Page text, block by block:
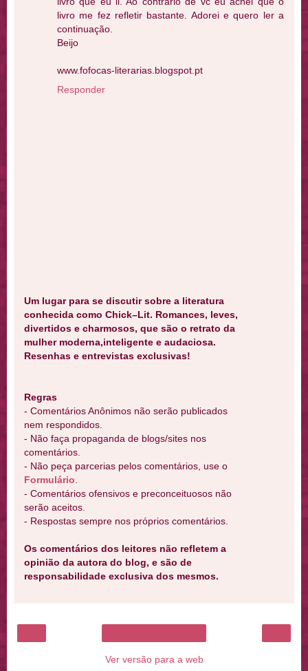
livro me fez refletir bastante. Adorei e quero ler a
continuação.
Beijo
www.fofocas-literarias.blogspot.pt
Responder
Um lugar para se discutir sobre a literatura
conhecida como Chick–Lit. Romances, leves,
divertidos e charmosos, que são o retrato da
mulher moderna,inteligente e audaciosa.
Resenhas e entrevistas exclusivas!
Regras
- Comentários Anônimos não serão publicados
nem respondidos.
- Não faça propaganda de blogs/sites nos
comentários.
- Não peça parcerias pelos comentários, use o
Formulário.
- Comentários ofensivos e preconceituosos não
serão aceitos.
- Respostas sempre nos próprios comentários.
Os comentários dos leitores não refletem a
opinião da autora do blog, e são de
responsabilidade exclusiva dos mesmos.
Ver versão para a web